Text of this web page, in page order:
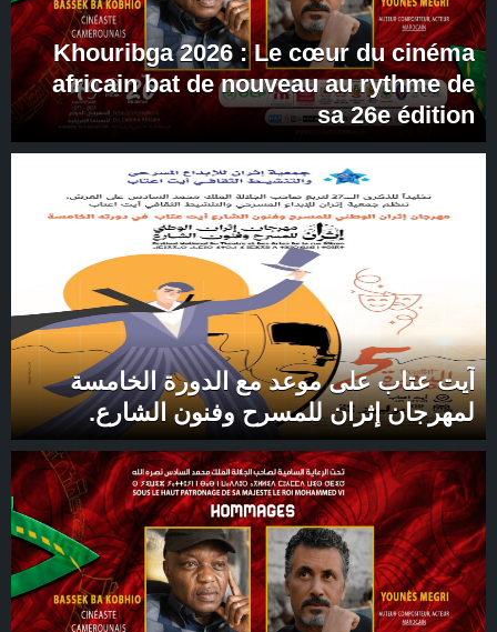
Khouribga 2026 : Le cœur du cinéma
africain bat de nouveau au rythme de
sa 26e édition
آيت عتاب على موعد مع الدورة الخامسة
لمهرجان إثران للمسرح وفنون الشارع.